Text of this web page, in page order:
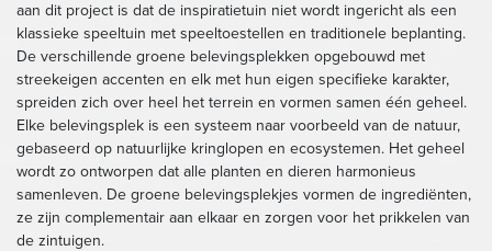
aan dit project is dat de inspiratietuin niet wordt ingericht als een
klassieke speeltuin met speeltoestellen en traditionele beplanting.
De verschillende groene belevingsplekken opgebouwd met
streekeigen accenten en elk met hun eigen specifieke karakter,
spreiden zich over heel het terrein en vormen samen één geheel.
Elke belevingsplek is een systeem naar voorbeeld van de natuur,
gebaseerd op natuurlijke kringlopen en ecosystemen. Het geheel
wordt zo ontworpen dat alle planten en dieren harmonieus
samenleven. De groene belevingsplekjes vormen de ingrediënten,
ze zijn complementair aan elkaar en zorgen voor het prikkelen van
de zintuigen.